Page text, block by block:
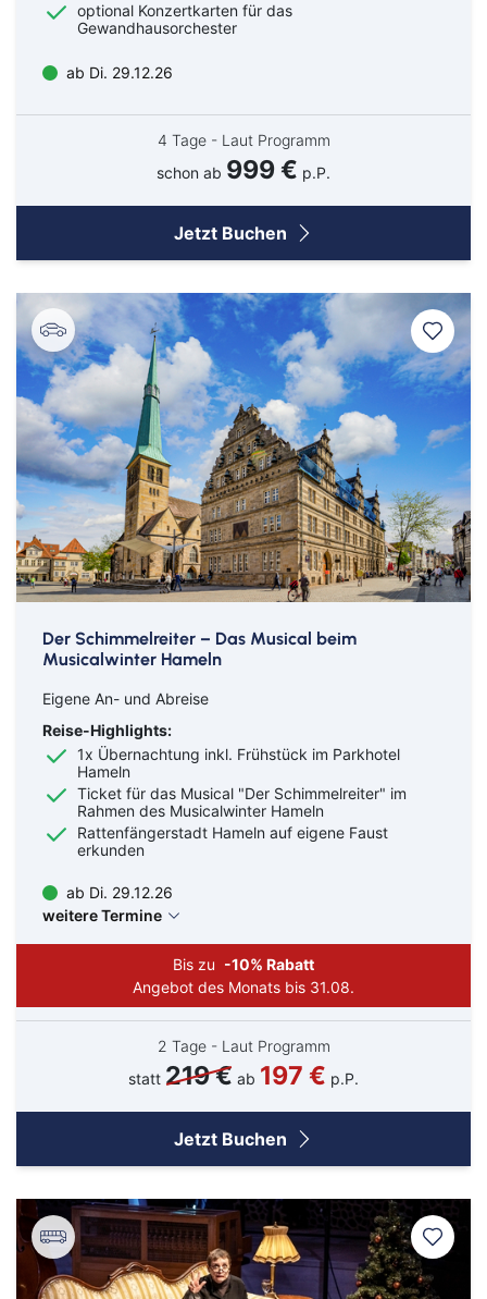
optional Konzertkarten für das
Gewandhausorchester
ab Di. 29.12.26
4 Tage - Laut Programm
schon ab 999 € p.P.
Jetzt Buchen
Der Schimmelreiter – Das Musical beim
Musicalwinter Hameln
Eigene An- und Abreise
Reise-Highlights:
1x Übernachtung inkl. Frühstück im Parkhotel
Hameln
Ticket für das Musical "Der Schimmelreiter" im
Rahmen des Musicalwinter Hameln
Rattenfängerstadt Hameln auf eigene Faust
erkunden
ab Di. 29.12.26
weitere Termine
Bis zu -10% Rabatt
Angebot des Monats bis 31.08.
2 Tage - Laut Programm
statt 219 € ab 197 € p.P.
Jetzt Buchen